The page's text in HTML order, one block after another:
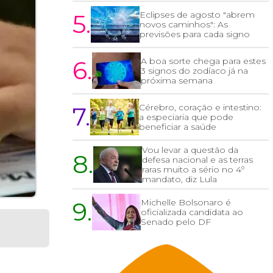
5.
Eclipses de agosto "abrem
novos caminhos": As
previsões para cada signo
6.
A boa sorte chega para estes
3 signos do zodíaco já na
próxima semana
7.
Cérebro, coração e intestino:
a especiaria que pode
beneficiar a saúde
8.
Vou levar a questão da
defesa nacional e as terras
raras muito a sério no 4º
mandato, diz Lula
9.
Michelle Bolsonaro é
oficializada candidata ao
Senado pelo DF